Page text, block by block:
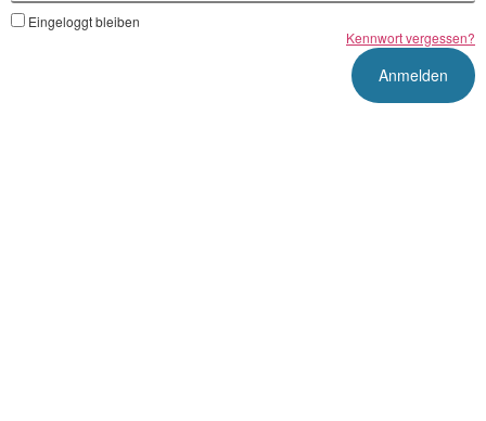
Eingeloggt bleiben
Kennwort vergessen?